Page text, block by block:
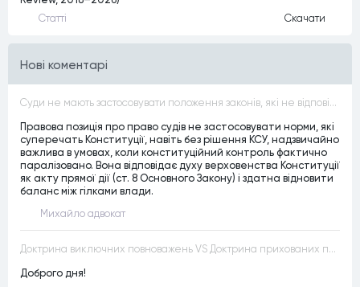
Статтi Скачати
Нові коментарі
Суди не мають застосовувати положення законів, які не відповідають Конституції, незалежно від того, чи визнавалися вони Конституційним Судом України неконституційними, тобто закони, що суперечать Конституції України не можуть застосовуватися навіть у випадках, коли вони є чинними
Правова позиція про право судів не застосовувати норми, які
суперечать Конституції, навіть без рішення КСУ, надзвичайно
важлива в умовах, коли конституційний контроль фактично
паралізовано. Вона відповідає духу верховенства Конституції
як акту прямої дії (ст. 8 Основного Закону) і здатна відновити
баланс між гілками влади.
Михайло адвокат
Доктрина виключних повноважень VS Доктрина прихованих повноважень
Доброго дня!